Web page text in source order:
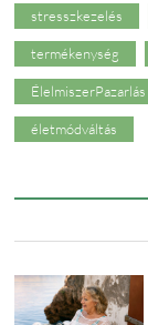
stresszkezelés
termékenység
ÉlelmiszerPazarlás
életmódváltás